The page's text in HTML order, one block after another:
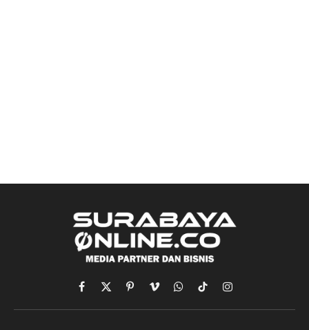
Facebook
X
(Twitter)
PinterestVimeoWhatsApp
TikTokInstagram